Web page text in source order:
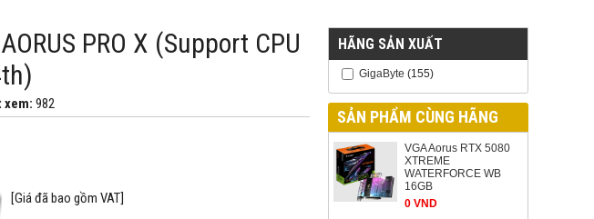
PRO X (Support CPU
xem: 982
[Giá đã bao gồm VAT]
HÃNG SẢN XUẤT
GigaByte (155)
SẢN PHẨM CÙNG HÃNG
VGA Aorus RTX 5080
XTREME
WATERFORCE WB
16GB
0 VND